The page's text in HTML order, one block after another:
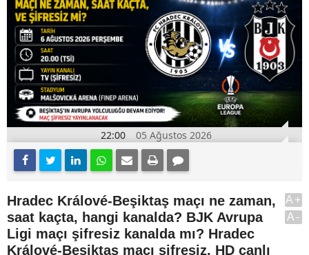
22:00 05 Ağustos 2026
Hradec Králové-Beşiktaş maçı ne zaman,
saat kaçta, hangi kanalda? BJK Avrupa
Ligi maçı şifresiz kanalda mı? Hradec
Králové-Beşiktaş maçı şifresiz, HD canlı
A+
A-